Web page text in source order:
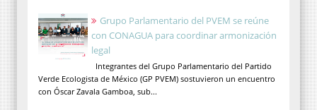
Grupo Parlamentario del PVEM se reúne
con CONAGUA para coordinar armonización
legal
Integrantes del Grupo Parlamentario del Partido
Verde Ecologista de México (GP PVEM) sostuvieron un encuentro
con Óscar Zavala Gamboa, sub...